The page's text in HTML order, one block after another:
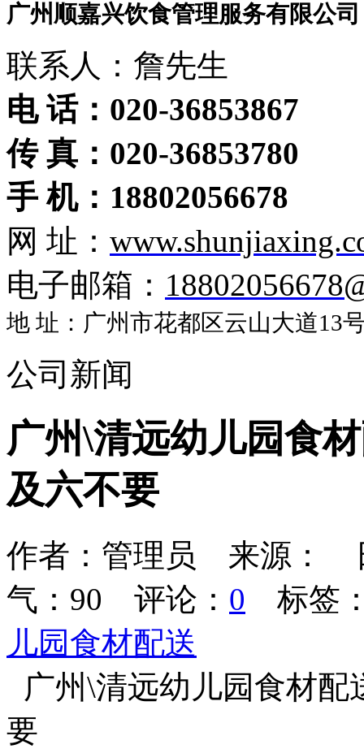
广州顺嘉兴饮食管理服务有限公司
联系人：詹先生
电 话：020-36853867
传 真：020-36853780
手 机：18802056678
网 址：
电子邮箱：
地 址：广州市花都区云山大道13
公司新闻
广州\清远幼儿园食
及六不要
作者：管理员 来源：
气： 90 评论： 0 标签
儿园食材配送
广州\清远幼儿园食材
要